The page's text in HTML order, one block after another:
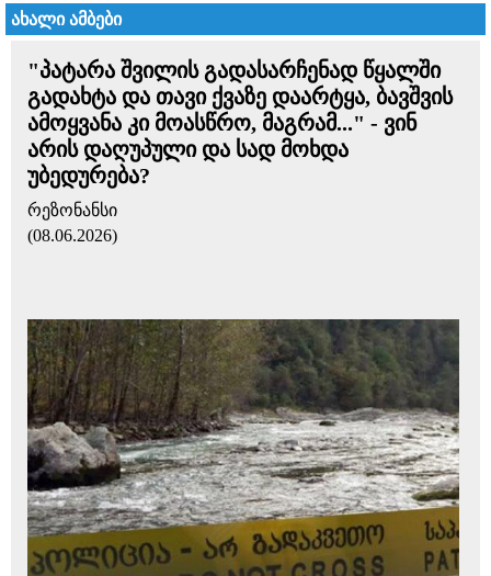
ახალი ამბები
"პატარა შვილის გადასარჩენად წყალში
გადახტა და თავი ქვაზე დაარტყა, ბავშვის
ამოყვანა კი მოასწრო, მაგრამ..." - ვინ
არის დაღუპული და სად მოხდა
უბედურება?
რეზონანსი
(08.06.2026)